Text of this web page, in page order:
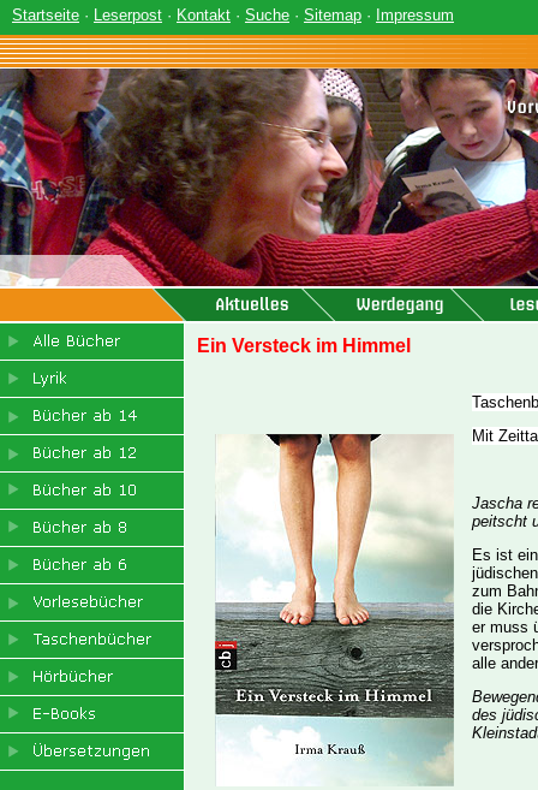
Startseite · Leserpost · Kontakt · Suche · Sitemap · Impressum
Ein Versteck im Himmel
Mit
Jascha
peitscht
Es ist
zum
die
er muss
alle
des